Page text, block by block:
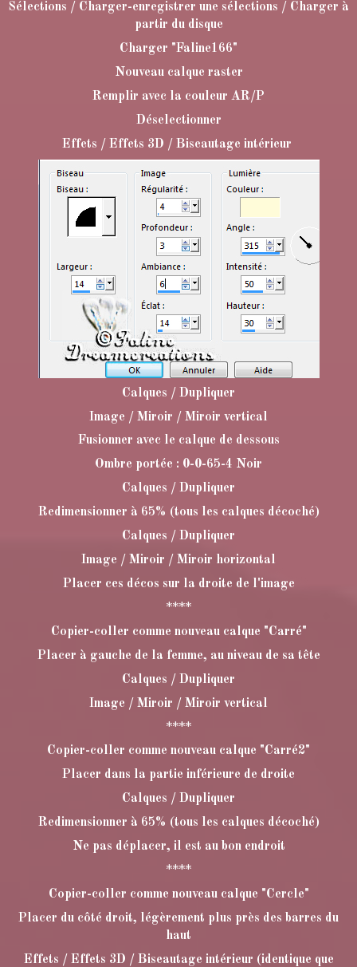
Sélections / Charger-enregistrer une sélections / Charger à
partir du disque
Charger "Faline166"
Nouveau calque raster
Remplir avec la couleur AR/P
Déselectionner
Effets / Effets 3D / Biseautage intérieur
Calques / Dupliquer
Image / Miroir / Miroir vertical
Fusionner avec le calque de dessous
Ombre portée : 0-0-65-4 Noir
Calques / Dupliquer
Redimensionner à 65% (tous les calques décoché)
Calques / Dupliquer
Image / Miroir / Miroir horizontal
Placer ces décos sur la droite de l'image
****
Copier-coller comme nouveau calque "Carré"
Placer à gauche de la femme, au niveau de sa tête
Calques / Dupliquer
Image / Miroir / Miroir vertical
****
Copier-coller comme nouveau calque "Carré2"
Placer dans la partie inférieure de droite
Calques / Dupliquer
Redimensionner à 65% (tous les calques décoché)
Ne pas déplacer, il est au bon endroit
****
Copier-coller comme nouveau calque "Cercle"
Placer du côté droit, légèrement plus près des barres du
haut
Effets / Effets 3D / Biseautage intérieur (identique que